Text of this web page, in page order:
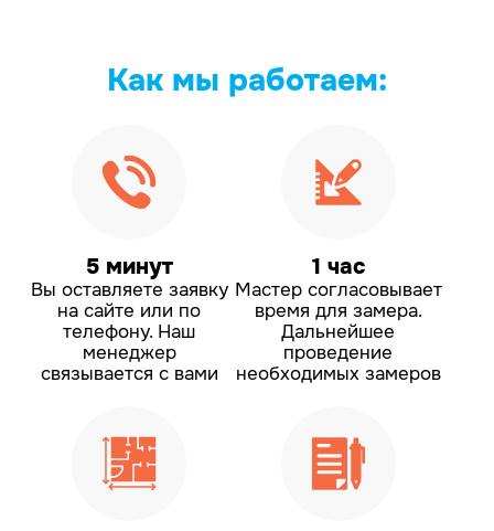
Как мы работаем:
5 минут
Вы оставляете заявку
на сайте или по
телефону. Наш
менеджер
связывается с вами
1 час
Мастер согласовывает
время для замера.
Дальнейшее
проведение
необходимых замеров